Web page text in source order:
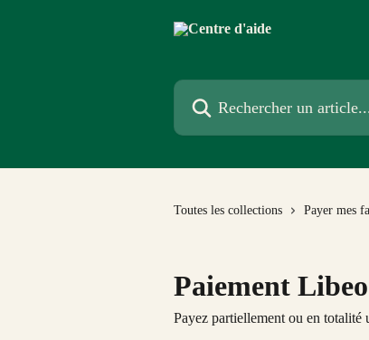
Rechercher un article...
Toutes les collections Payer mes
Paiement Libeo
Payez partiellement ou en totalité